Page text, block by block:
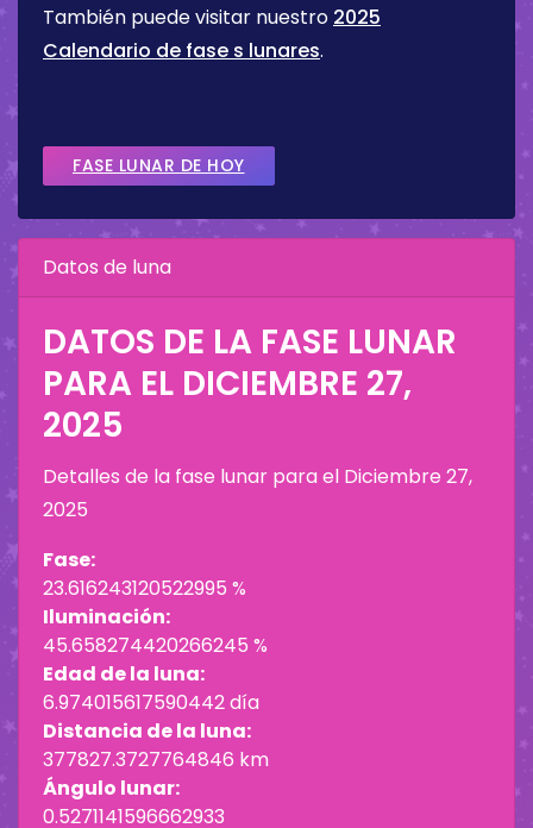
También puede visitar nuestro 2025
Calendario de fase s lunares.
FASE LUNAR DE HOY
Datos de luna
DATOS DE LA FASE LUNAR
PARA EL DICIEMBRE 27,
2025
Detalles de la fase lunar para el Diciembre 27,
2025
Fase:
23.616243120522995 %
Iluminación:
45.658274420266245 %
Edad de la luna:
6.974015617590442 día
Distancia de la luna:
377827.3727764846 km
Ángulo lunar:
0.5271141596662933